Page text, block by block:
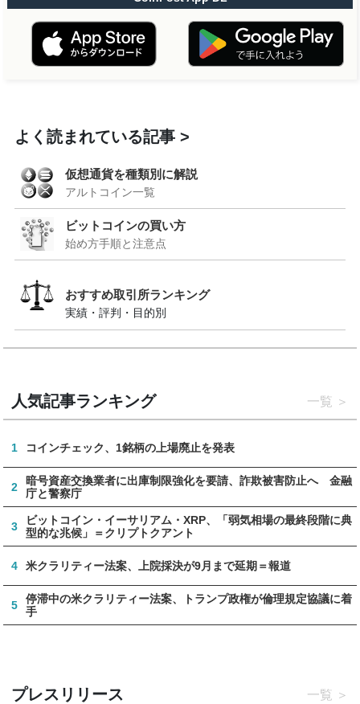
よく読まれている記事
仮想通貨を種類別に解説
アルトコイン一覧
ビットコインの買い方
始め方手順と注意点
おすすめ取引所ランキング
実績・評判・目的別
人気記事ランキング 一覧
1 コインチェック、1銘柄の上場廃止を発表
2
暗号資産交換業者に出庫制限強化を要請、詐欺被害防止へ 金融
庁と警察庁
3
ビットコイン・イーサリアム・XRP、「弱気相場の最終段階に典
型的な兆候」＝クリプトクアント
4 米クラリティー法案、上院採決が9月まで延期＝報道
5
停滞中の米クラリティー法案、トランプ政権が倫理規定協議に着
手
プレスリリース 一覧